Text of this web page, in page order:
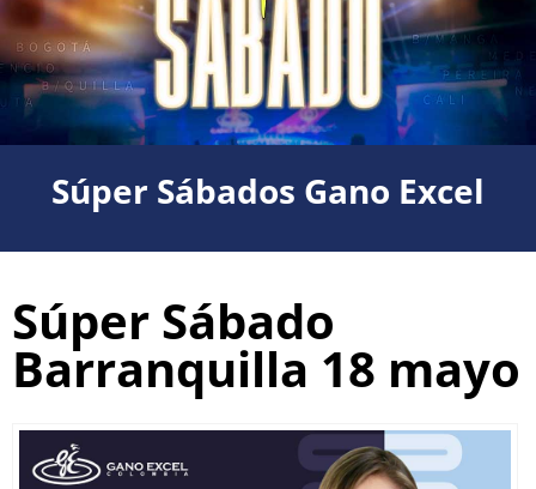
Súper Sábados Gano Excel
Súper Sábado
Barranquilla 18 mayo